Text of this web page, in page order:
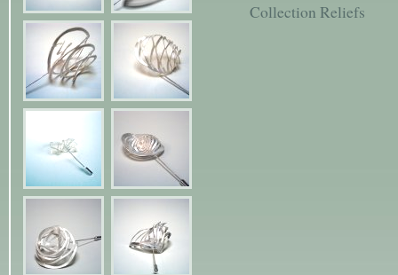
Collection Reliefs